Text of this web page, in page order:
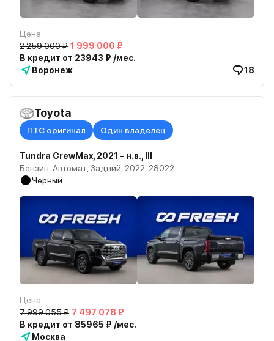
Цена
2 259 000 ₽ 1 999 000 ₽
В кредит от 23943 ₽ /мес.
Воронеж
18
Toyota
ПТС оригинал Один владелец
Tundra CrewMax, 2021 – н.в., III
Бензин, Автомат, Задний, 2022, 28022
Черный
Цена
7 999 055 ₽ 7 497 078 ₽
В кредит от 85965 ₽ /мес.
Москва